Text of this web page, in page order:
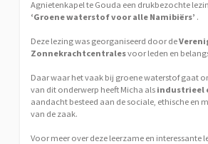
Agnietenkapel te Gouda een drukbezochte
‘Groene waterstof voor alle Namibiërs’ .
Deze lezing was georganiseerd door de
Zonnekrachtcentralesvoor leden en
Daar waar het vaak bij groene waterstof gaat
van dit onderwerp heeft Micha als industrieel
aandacht besteed aan de sociale, ethische en
van de zaak.
Voor meer over deze leerzame en interessante